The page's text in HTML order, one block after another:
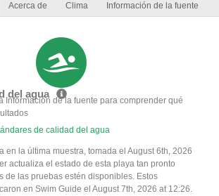
Acerca de Clima Información de la fuente
del agua
Información de la fuente para comprender qué
de calidad del agua
en la última muestra, tomada el August 6th, 2026
actualiza el estado de esta playa tan pronto
de las pruebas estén disponibles. Estos
en Swim Guide el August 7th, 2026 at 12:26.